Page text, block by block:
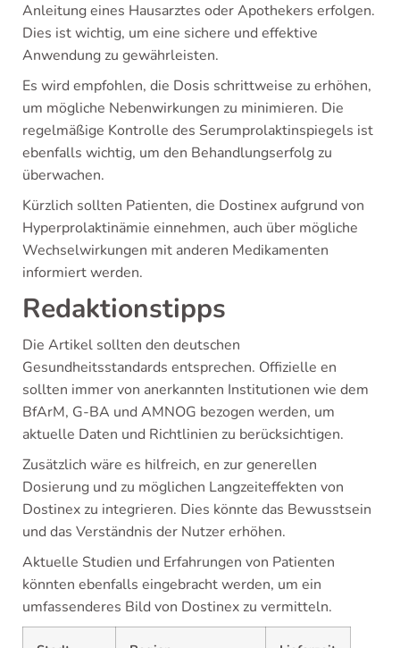
Anleitung eines Hausarztes oder Apothekers erfolgen.
Dies ist wichtig, um eine sichere und effektive
Anwendung zu gewährleisten.
Es wird empfohlen, die Dosis schrittweise zu erhöhen,
um mögliche Nebenwirkungen zu minimieren. Die
regelmäßige Kontrolle des Serumprolaktinspiegels ist
ebenfalls wichtig, um den Behandlungserfolg zu
überwachen.
Kürzlich sollten Patienten, die Dostinex aufgrund von
Hyperprolaktinämie einnehmen, auch über mögliche
Wechselwirkungen mit anderen Medikamenten
informiert werden.
Redaktionstipps
Die Artikel sollten den deutschen
Gesundheitsstandards entsprechen. Offizielle en
sollten immer von anerkannten Institutionen wie dem
BfArM, G-BA und AMNOG bezogen werden, um
aktuelle Daten und Richtlinien zu berücksichtigen.
Zusätzlich wäre es hilfreich, en zur generellen
Dosierung und zu möglichen Langzeiteffekten von
Dostinex zu integrieren. Dies könnte das Bewusstsein
und das Verständnis der Nutzer erhöhen.
Aktuelle Studien und Erfahrungen von Patienten
könnten ebenfalls eingebracht werden, um ein
umfassenderes Bild von Dostinex zu vermitteln.